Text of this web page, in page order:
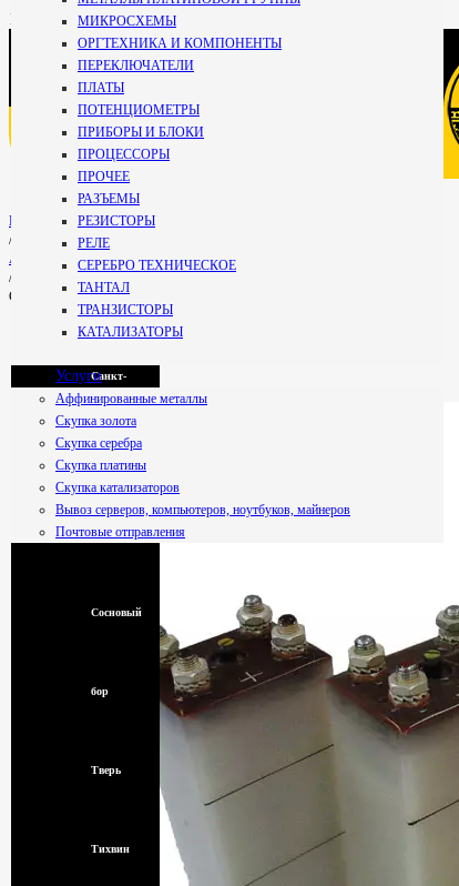
Кириши
Мурманск
Петрозаводск
Псков
Санкт-
Петербург
Смоленск
Сосновый
бор
Тверь
Тихвин
+7 800 234-99-
МИКРОСХЕМЫ
ОРГТЕХНИКА И КОМПОНЕНТЫ
ПЕРЕКЛЮЧАТЕЛИ
ПЛАТЫ
ПОТЕНЦИОМЕТРЫ
ПРИБОРЫ И БЛОКИ
ПРОЦЕССОРЫ
ПРОЧЕЕ
РАЗЪЕМЫ
РЕЗИСТОРЫ
РЕЛЕ
СЕРЕБРО ТЕХНИЧЕСКОЕ
ТАНТАЛ
ТРАНЗИСТОРЫ
КАТАЛИЗАТОРЫ
Услуги
Аффинированные металлы
Скупка золота
Скупка серебра
Скупка платины
Скупка катализаторов
Вывоз серверов, компьютеров, ноутбуков, майнеров
Почтовые отправления
Главная
/
АККУМУЛЯТОРНЫЕ БАТАРЕИ
/
СЦС 18